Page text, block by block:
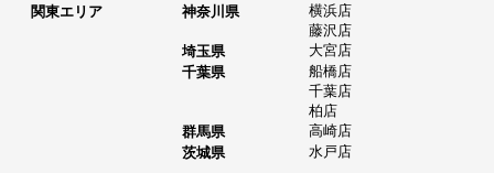
関東エリア
神奈川県
横浜店
藤沢店
埼玉県
大宮店
千葉県
船橋店
千葉店
柏店
群馬県
高崎店
茨城県
水戸店